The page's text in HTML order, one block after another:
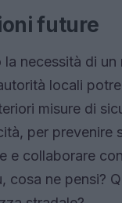
future
necessità di
locali
misure di
per prevenire
e collaborare
cosa ne pensi?